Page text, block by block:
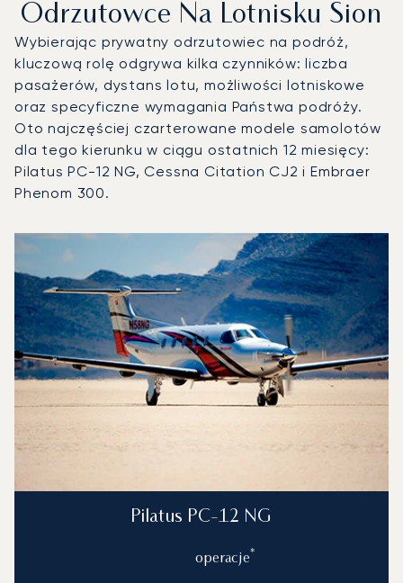
Odrzutowce Na Lotnisku Sion
Wybierając prywatny odrzutowiec na podróż,
kluczową rolę odgrywa kilka czynników: liczba
pasażerów, dystans lotu, możliwości lotniskowe
oraz specyficzne wymagania Państwa podróży.
Oto najczęściej czarterowane modele samolotów
dla tego kierunku w ciągu ostatnich 12 miesięcy:
Pilatus PC-12 NG, Cessna Citation CJ2 i Embraer
Phenom 300.
Zdjęcie samolotu
Model samolotuOperacje lotnicze w
Miejsca
Prędkość (km/h)
Prędkość (węzły)
Zasięg (km)
Zasięg (NM)
Pilatus PC-12 NG
operacje*